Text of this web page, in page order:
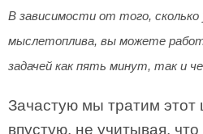
В зависимости от того, сколько
мыслетоплива, вы можете
задачей как пять минут, так и
Зачастую мы тратим этот
впустую, не учитывая, что